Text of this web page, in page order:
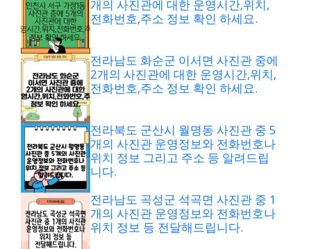
개의 사진관에 대한 운영시간,위치,
전화번호,주소 정보 확인 하세요.
전라남도 화순군 이서면 사진관 중에
2개의 사진관에 대한 운영시간,위치,
전화번호,주소 정보 확인 하세요.
전라북도 군산시 월명동 사진관 중 5
개의 사진관 운영정보와 전화번호나
위치 정보 그리고 주소 등 알려드립
니다.
전라남도 곡성군 석곡면 사진관 중 1
개의 사진관 운영정보와 전화번호나
위치 정보 등 전달해드립니다.